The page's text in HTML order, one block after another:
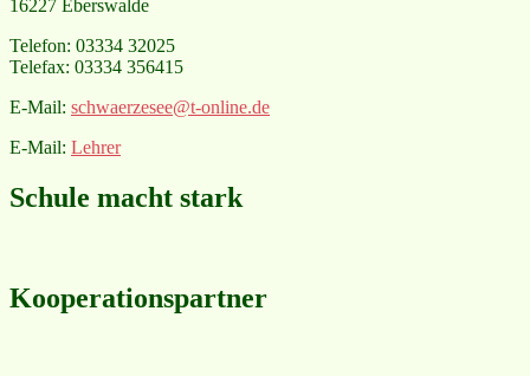
16227 Eberswalde
Telefon: 03334 32025
Telefax: 03334 356415
E-Mail: schwaerzesee@t-online.de
E-Mail: Lehrer
Schule macht stark
Kooperationspartner